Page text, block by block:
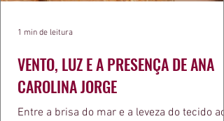
VENTO, LUZ E A PRESENÇA DE ANA
CAROLINA JORGE
Entre a brisa do mar e a leveza do tecido ao
1 min de leitura